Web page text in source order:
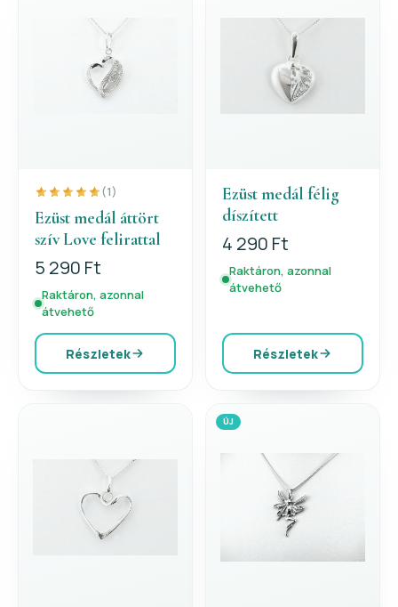
(1)
Ezüst medál áttört
szív Love felirattal
5 290 Ft
Raktáron, azonnal
átvehető
Részletek
Ezüst medál félig
díszített
4 290 Ft
Raktáron, azonnal
átvehető
Részletek
ÚJ